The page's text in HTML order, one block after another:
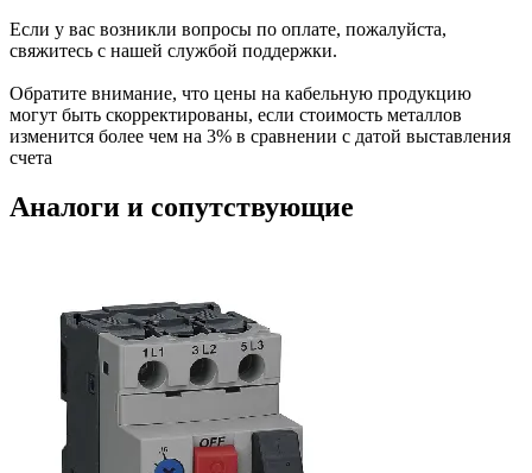
Если у вас возникли вопросы по оплате, пожалуйста,
свяжитесь с нашей службой поддержки.
Обратите внимание, что цены на кабельную продукцию
могут быть скорректированы, если стоимость металлов
изменится более чем на 3% в сравнении с датой выставления
счета
Аналоги и сопутствующие